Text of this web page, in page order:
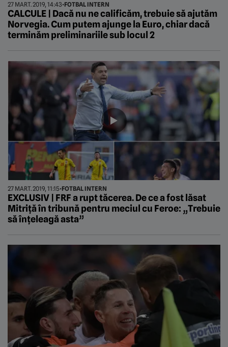
27 MART. 2019, 14:43•FOTBAL INTERN
CALCULE | Dacă nu ne calificăm, trebuie să ajutăm
Norvegia. Cum putem ajunge la Euro, chiar dacă
terminăm preliminariile sub locul 2
27 MART. 2019, 11:15•FOTBAL INTERN
EXCLUSIV | FRF a rupt tăcerea. De ce a fost lăsat
Mitriță în tribună pentru meciul cu Feroe: „Trebuie
să înțeleagă asta”